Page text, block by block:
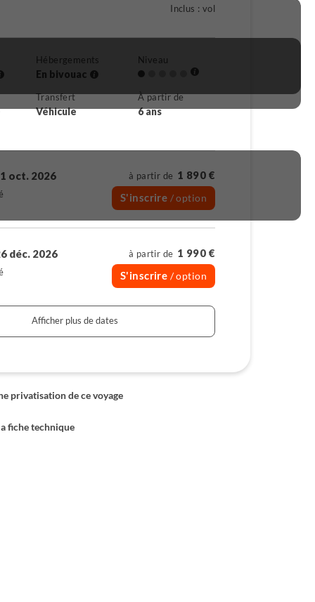
Inclus : vol
Hébergements
En bivouac
Niveau
Transfert
Véhicule
À partir de
6 ans
oct. 2026 à partir de 1 890 €
S'inscrire / option
déc. 2026 à partir de 1 990 €
S'inscrire / option
Afficher plus de dates
privatisation de ce voyage
fiche technique